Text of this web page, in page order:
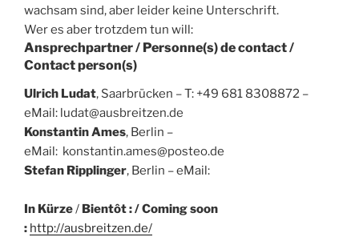
wachsam sind, aber leider keine Unterschrift.
Wer es aber trotzdem tun will:
Ansprechpartner / Personne(s) de contact /
Contact person(s)
Ulrich Ludat, Saarbrücken – T: +49 681 8308872 –
eMail: ludat@ausbreitzen.de
Konstantin Ames, Berlin –
eMail: konstantin.ames@posteo.de
Stefan Ripplinger, Berlin – eMail:
In Kürze/ Bientôt : / Coming soon
: http://ausbreitzen.de/